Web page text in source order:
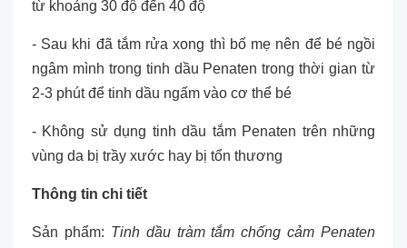
từ khoảng 30 độ đến 40 độ
- Sau khi đã tắm rửa xong thì bố mẹ nên để bé ngồi
ngâm mình trong tinh dầu Penaten trong thời gian từ
2-3 phút để tinh dầu ngấm vào cơ thể bé
- Không sử dụng tinh dầu tắm Penaten trên những
vùng da bị trầy xước hay bị tổn thương
Thông tin chi tiết
Sản phẩm: Tinh dầu tràm tắm chống cảm Penaten